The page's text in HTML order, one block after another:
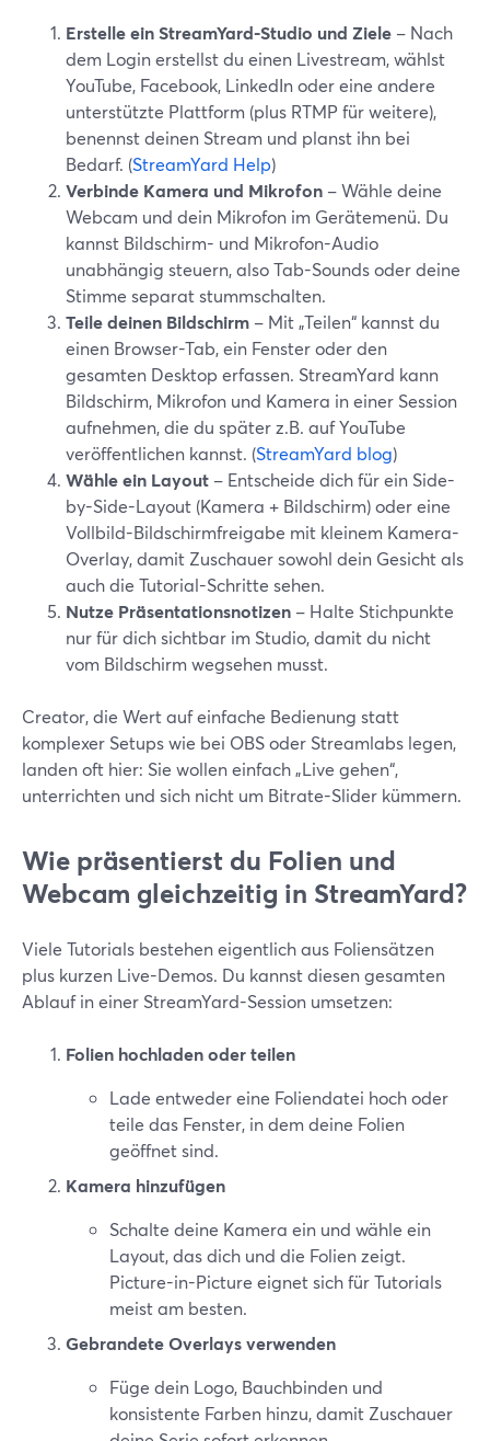
Erstelle ein StreamYard-Studio und Ziele – Nach
dem Login erstellst du einen Livestream, wählst
YouTube, Facebook, LinkedIn oder eine andere
unterstützte Plattform (plus RTMP für weitere),
benennst deinen Stream und planst ihn bei
Bedarf. (StreamYard Help)
Verbinde Kamera und Mikrofon – Wähle deine
Webcam und dein Mikrofon im Gerätemenü. Du
kannst Bildschirm- und Mikrofon-Audio
unabhängig steuern, also Tab-Sounds oder deine
Stimme separat stummschalten.
Teile deinen Bildschirm – Mit „Teilen“ kannst du
einen Browser-Tab, ein Fenster oder den
gesamten Desktop erfassen. StreamYard kann
Bildschirm, Mikrofon und Kamera in einer Session
aufnehmen, die du später z.B. auf YouTube
veröffentlichen kannst. (StreamYard blog)
Wähle ein Layout – Entscheide dich für ein Side-
by-Side-Layout (Kamera + Bildschirm) oder eine
Vollbild-Bildschirmfreigabe mit kleinem Kamera-
Overlay, damit Zuschauer sowohl dein Gesicht als
auch die Tutorial-Schritte sehen.
Nutze Präsentationsnotizen – Halte Stichpunkte
nur für dich sichtbar im Studio, damit du nicht
vom Bildschirm wegsehen musst.
Creator, die Wert auf einfache Bedienung statt
komplexer Setups wie bei OBS oder Streamlabs legen,
landen oft hier: Sie wollen einfach „Live gehen“,
unterrichten und sich nicht um Bitrate-Slider kümmern.
Wie präsentierst du Folien und
Webcam gleichzeitig in StreamYard?
Viele Tutorials bestehen eigentlich aus Foliensätzen
plus kurzen Live-Demos. Du kannst diesen gesamten
Ablauf in einer StreamYard-Session umsetzen:
Folien hochladen oder teilen
Lade entweder eine Foliendatei hoch oder
teile das Fenster, in dem deine Folien
geöffnet sind.
Kamera hinzufügen
Schalte deine Kamera ein und wähle ein
Layout, das dich und die Folien zeigt.
Picture-in-Picture eignet sich für Tutorials
meist am besten.
Gebrandete Overlays verwenden
Füge dein Logo, Bauchbinden und
konsistente Farben hinzu, damit Zuschauer